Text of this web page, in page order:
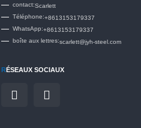
contact:Scarlett
Téléphone:+8613153179337
WhatsApp:+8613153179337
boîte aux lettres:scarlett@jyh-steel.com
RÉSEAUX SOCIAUX